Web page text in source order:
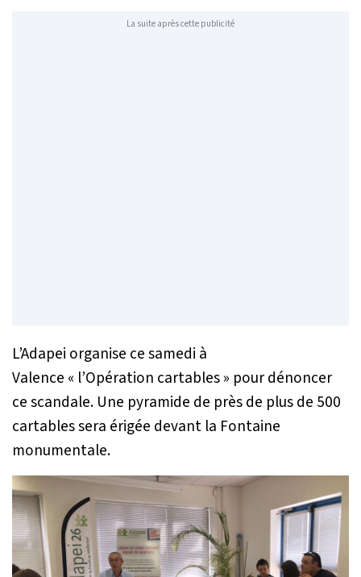
La suite après cette publicité
L’Adapei organise ce samedi à
Valence « l’Opération cartables » pour dénoncer
ce scandale. Une pyramide de près de plus de 500
cartables sera érigée devant la Fontaine
monumentale.